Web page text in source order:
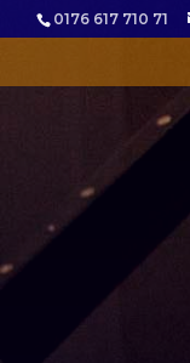
0176 617 710 71